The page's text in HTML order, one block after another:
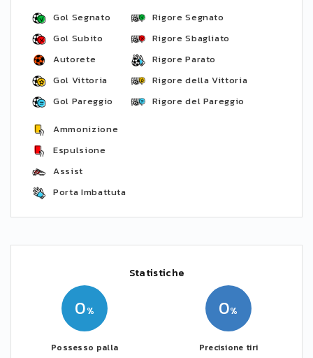
Gol Segnato
Gol Subito
Autorete
Gol Vittoria
Gol Pareggio
Rigore Segnato
Rigore Sbagliato
Rigore Parato
Rigore della Vittoria
Rigore del Pareggio
Ammonizione
Espulsione
Assist
Porta Imbattuta
Statistiche
0
Possesso palla
0
Precisione tiri